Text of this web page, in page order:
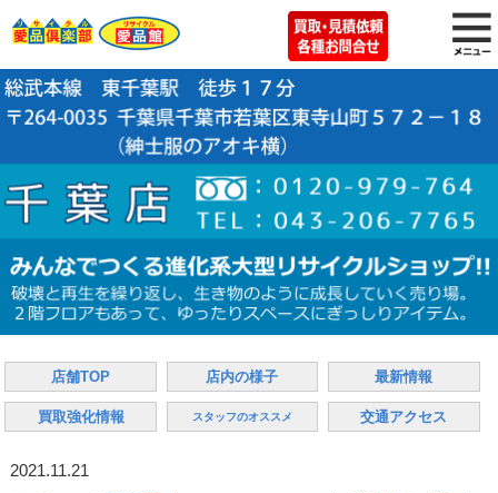
店舗TOP 店内の様子 最新情報
買取強化情報 スタッフのオススメ 交通アクセス
2021.11.21